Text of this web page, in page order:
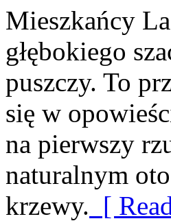
Mieszkańcy
głębokiego
puszczy. To
się w
na pierwszy
naturalnym
krzewy. [